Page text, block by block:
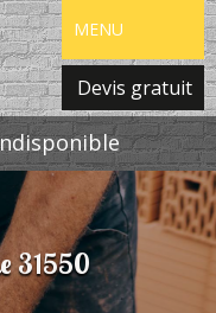
MENU
Devis gratuit
31550